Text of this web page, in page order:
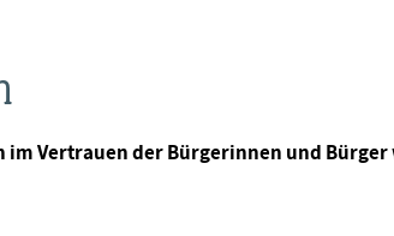
im Vertrauen der Bürgerinnen und